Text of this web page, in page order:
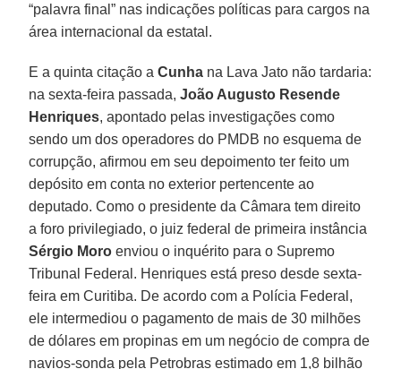
“palavra final” nas indicações políticas para cargos na
área internacional da estatal.
E a quinta citação aCunha na Lava Jato não tardaria:
na sexta-feira passada,João Augusto Resende
Henriques, apontado pelas investigações como
sendo um dos operadores do PMDB no esquema de
corrupção, afirmou em seu depoimento ter feito um
depósito em conta no exterior pertencente ao
deputado. Como o presidente da Câmara tem direito
a foro privilegiado, o juiz federal de primeira instância
Sérgio Moro enviou o inquérito para o Supremo
Tribunal Federal. Henriques está preso desde sexta-
feira em Curitiba. De acordo com a Polícia Federal,
ele intermediou o pagamento de mais de 30 milhões
de dólares em propinas em um negócio de compra de
navios-sonda pela Petrobras estimado em 1,8 bilhão